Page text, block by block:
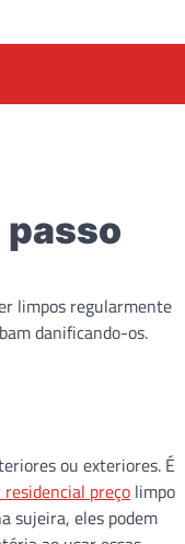
passo
limpos regularmente
danificando-os.
ou exteriores. É
preço limpo
sujeira, eles podem